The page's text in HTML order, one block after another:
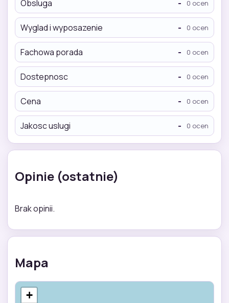
Obsluga - 0 ocen
Wyglad i wyposazenie - 0 ocen
Fachowa porada - 0 ocen
Dostepnosc - 0 ocen
Cena - 0 ocen
Jakosc uslugi - 0 ocen
Opinie (ostatnie)
Brak opinii.
Mapa
+